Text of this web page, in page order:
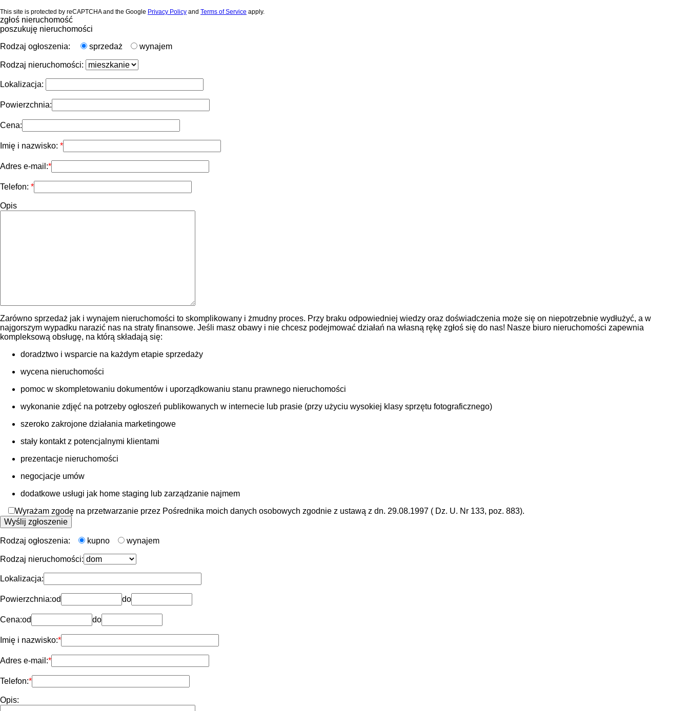
This site is protected by reCAPTCHA and the Google Privacy Policy and Terms of Service apply.
zgłoś nieruchomość
poszukuję nieruchomości
Rodzaj ogłoszenia:
sprzedaż wynajem
Rodzaj nieruchomości:
Lokalizacja:
Powierzchnia:
Cena:
Imię i nazwisko:
Adres e-mail:
Telefon:
Opis
Zarówno sprzedaż jak i wynajem nieruchomości to skomplikowany i żmudny proces. Przy braku odpowiedniej wiedzy oraz doświadczenia może się on niepotrzebnie wydłużyć, a w
najgorszym wypadku narazić nas na straty finansowe. Jeśli masz obawy i nie chcesz podejmować działań na własną rękę zgłoś się do nas! Nasze biuro nieruchomości zapewnia
kompleksową obsługę, na którą składają się:
doradztwo i wsparcie na każdym etapie sprzedaży
wycena nieruchomości
pomoc w skompletowaniu dokumentów i uporządkowaniu stanu prawnego nieruchomości
wykonanie zdjęć na potrzeby ogłoszeń publikowanych w internecie lub prasie (przy użyciu wysokiej klasy sprzętu fotograficznego)
szeroko zakrojone działania marketingowe
stały kontakt z potencjalnymi klientami
prezentacje nieruchomości
negocjacje umów
dodatkowe usługi jak home staging lub zarządzanie najmem
Wyrażam zgodę na przetwarzanie przez Pośrednika moich danych osobowych zgodnie z ustawą z dn. 29.08.1997 ( Dz. U. Nr 133, poz. 883).
Rodzaj ogłoszenia: kupno wynajem
Rodzaj nieruchomości:
Lokalizacja:
Powierzchnia:od do
Cena:od do
Imię i nazwisko:
Adres e-mail:
Telefon:
Opis: